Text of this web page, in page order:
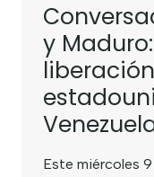
y
Este miércoles